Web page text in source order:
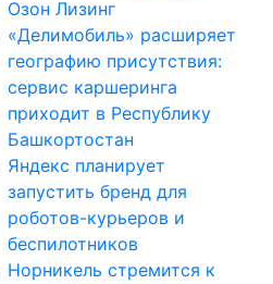
Озон Лизинг
«Делимобиль» расширяет
географию присутствия:
сервис каршеринга
приходит в Республику
Башкортостан
Яндекс планирует
запустить бренд для
роботов-курьеров и
беспилотников
Норникель стремится к